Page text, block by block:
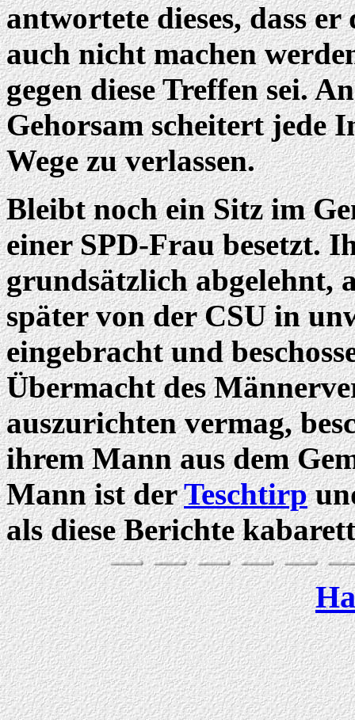
antwortete dieses, dass
auch nicht machen
gegen diese Treffen sei.
Gehorsam scheitert jede
Wege zu verlassen.
Bleibt noch ein Sitz im
einer SPD-Frau besetzt.
grundsätzlich abgelehnt,
später von der CSU in
eingebracht und
Übermacht des
auszurichten vermag,
ihrem Mann aus dem
Mann ist derTeschtirp
als diese Berichte